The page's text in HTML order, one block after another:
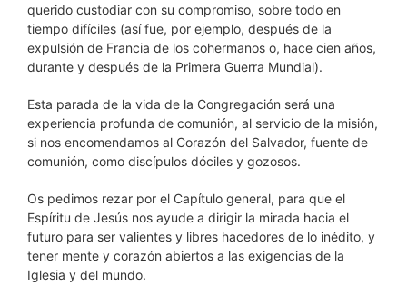
querido custodiar con su compromiso, sobre todo en
tiempo difíciles (así fue, por ejemplo, después de la
expulsión de Francia de los cohermanos o, hace cien años,
durante y después de la Primera Guerra Mundial).
Esta parada de la vida de la Congregación será una
experiencia profunda de comunión, al servicio de la misión,
si nos encomendamos al Corazón del Salvador, fuente de
comunión, como discípulos dóciles y gozosos.
Os pedimos rezar por el Capítulo general, para que el
Espíritu de Jesús nos ayude a dirigir la mirada hacia el
futuro para ser valientes y libres hacedores de lo inédito, y
tener mente y corazón abiertos a las exigencias de la
Iglesia y del mundo.